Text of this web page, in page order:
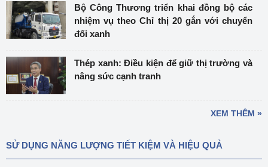
Bộ Công Thương triển khai đồng bộ các
nhiệm vụ theo Chỉ thị 20 gắn với chuyển
đổi xanh
Thép xanh: Điều kiện để giữ thị trường và
nâng sức cạnh tranh
XEM THÊM »
SỬ DỤNG NĂNG LƯỢNG TIẾT KIỆM VÀ HIỆU QUẢ